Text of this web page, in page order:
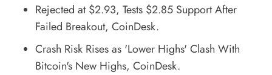
Rejected at $2.93, Tests $2.85 Support After
Failed Breakout, CoinDesk.
Crash Risk Rises as 'Lower Highs' Clash With
Bitcoin's New Highs, CoinDesk.